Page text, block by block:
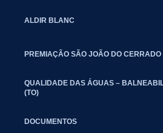
ALDIR BLANC
PREMIAÇÃO SÃO JOÃO DO CERRADO
QUALIDADE DAS ÁGUAS –
(TO)
DOCUMENTOS